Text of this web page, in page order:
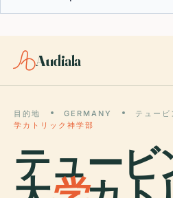
Audiala
目的地 GERMANY テュービ
学カトリック神学部
テュービ